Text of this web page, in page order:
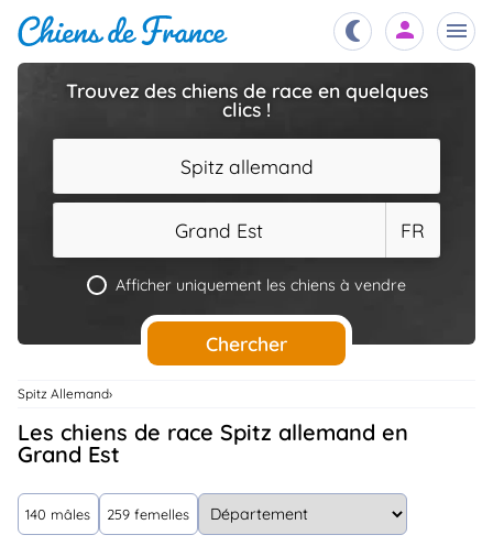
Services
..
Connexion
Trouvez des chiens de race en quelques
clics !
Spitz allemand
Grand Est FR
Afficher uniquement les chiens à vendre
Chercher
Spitz Allemand
Les chiens de race Spitz allemand en
Grand Est
140 mâles 259 femelles